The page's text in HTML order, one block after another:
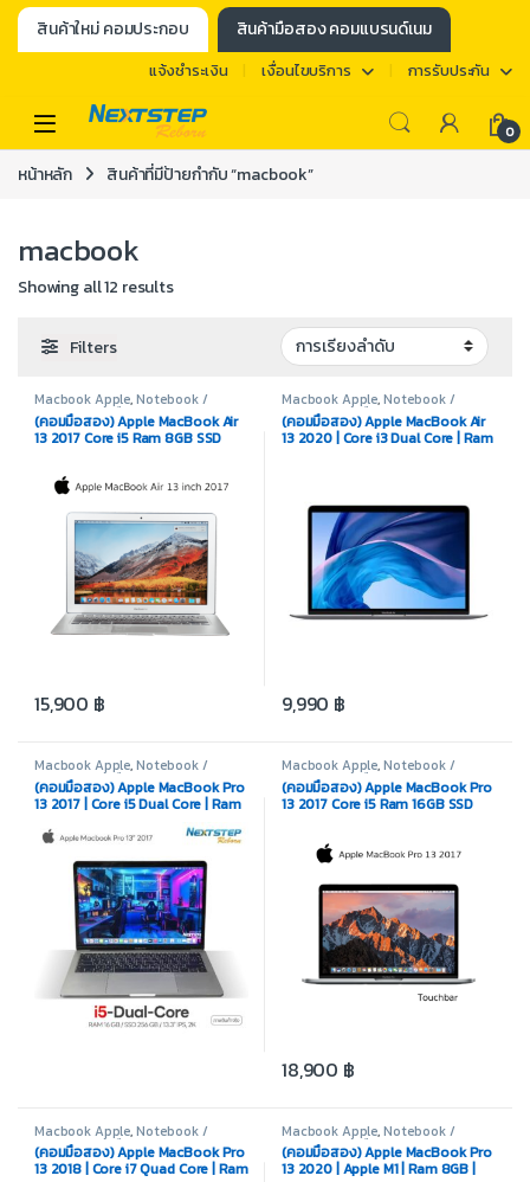
สินค้าใหม่ คอมประกอบ สินค้ามือสอง คอมแบรนด์เนม
แจ้งชำระเงิน เงื่อนไขบริการ การรับประกัน
0
หน้าหลัก สินค้าที่มีป้ายกำกับ “macbook”
macbook
Showing all 12 results
Filters
Macbook Apple,Notebook /
Laptop สินค้ามือสอง
(คอมมือสอง) Apple MacBook Air
13 2017 Core i5 Ram 8GB SSD
13.3 inch
15,900 ฿
Macbook Apple,Notebook /
Laptop สินค้ามือสอง
(คอมมือสอง) Apple MacBook Air
13 2020 | Core i3 Dual Core | Ram
9,990 ฿
Macbook Apple,Notebook /
Laptop สินค้ามือสอง
(คอมมือสอง) Apple MacBook Pro
13 2017 | Core i5 Dual Core | Ram
13.3 Inch | พร้อมสายชาร์จ
Macbook Apple,Notebook /
Laptop สินค้ามือสอง
(คอมมือสอง) Apple MacBook Pro
13 2017 Core i5 Ram 16GB SSD
18,900 ฿
Macbook Apple,Notebook /
Laptop,สินค้ามือสอง
(คอมมือสอง) Apple MacBook Pro
13 2018 | Core i7 Quad Core | Ram
Macbook Apple,Notebook /
Laptop,สินค้ามือสอง
(คอมมือสอง) Apple MacBook Pro
13 2020 | Apple M1 | Ram 8GB |